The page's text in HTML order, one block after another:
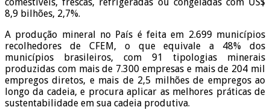
comestíveis, frescas, refrigeradas ou congeladas com US$
8,9 bilhões, 2,7%.
A produção mineral no País é feita em 2.699 municípios
recolhedores de CFEM, o que equivale a 48% dos
municípios brasileiros, com 91 tipologias minerais
produzidas com mais de 7.300 empresas e mais de 204 mil
empregos diretos, e mais de 2,5 milhões de empregos ao
longo da cadeia, e procura aplicar as melhores práticas de
sustentabilidade em sua cadeia produtiva.